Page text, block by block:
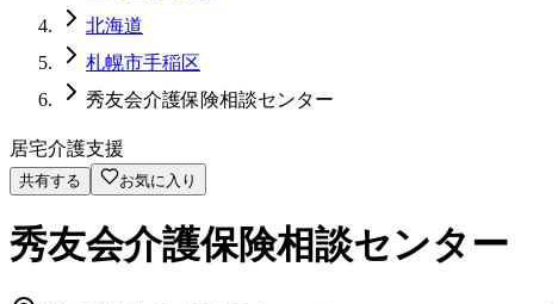
北海道
札幌市手稲区
秀友会介護保険相談センター
居宅介護支援
共有する お気に入り
秀友会介護保険相談センター